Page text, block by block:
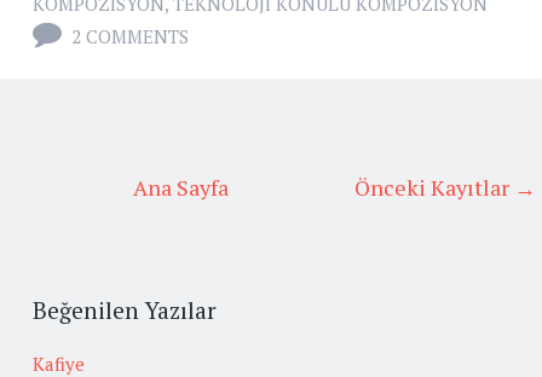
2 COMMENTS
Önceki Kayıtlar →
Ana Sayfa
Beğenilen Yazılar
Kafiye